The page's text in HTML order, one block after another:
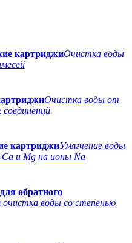
картриджиОчистка воды
Очистка воды от
соединений
картриджиУмягчение воды
и Mg на ионы Na
обратного
очистка воды со степенью